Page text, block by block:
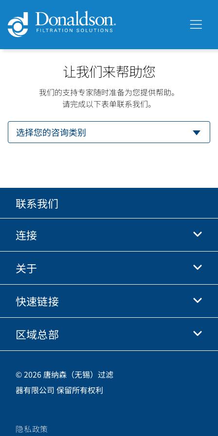
让我们来帮助您
我们的支持专家随时准备为您提供帮助。
请完成以下表单联系我们。
联系我们
连接
抖音
快手
优酷
微信
关于
关于我们
商业行为准则
职业发展
快速链接
唐纳森电商网站
投资人
供应商
区域总部
中国江苏省无锡市新吴区
新加坡工业园新都路16号，邮编 214028
咨询热线
关注唐纳森微信公众号
© 2026 唐纳森（无锡）过滤
器有限公司 保留所有权利
隐私政策